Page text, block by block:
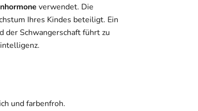
verwendet. Die
Ihres Kindes beteiligt. Ein
der Schwangerschaft führt zu
und farbenfroh.